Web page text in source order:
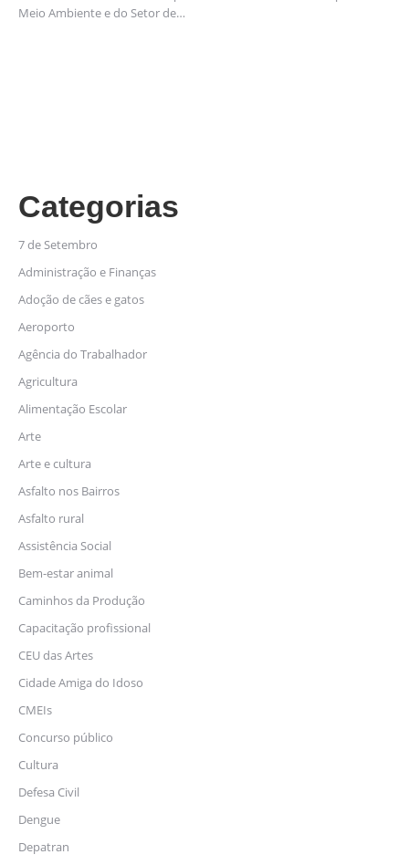
Meio Ambiente e do Setor de…
Categorias
7 de Setembro
Administração e Finanças
Adoção de cães e gatos
Aeroporto
Agência do Trabalhador
Agricultura
Alimentação Escolar
Arte
Arte e cultura
Asfalto nos Bairros
Asfalto rural
Assistência Social
Bem-estar animal
Caminhos da Produção
Capacitação profissional
CEU das Artes
Cidade Amiga do Idoso
CMEIs
Concurso público
Cultura
Defesa Civil
Dengue
Depatran